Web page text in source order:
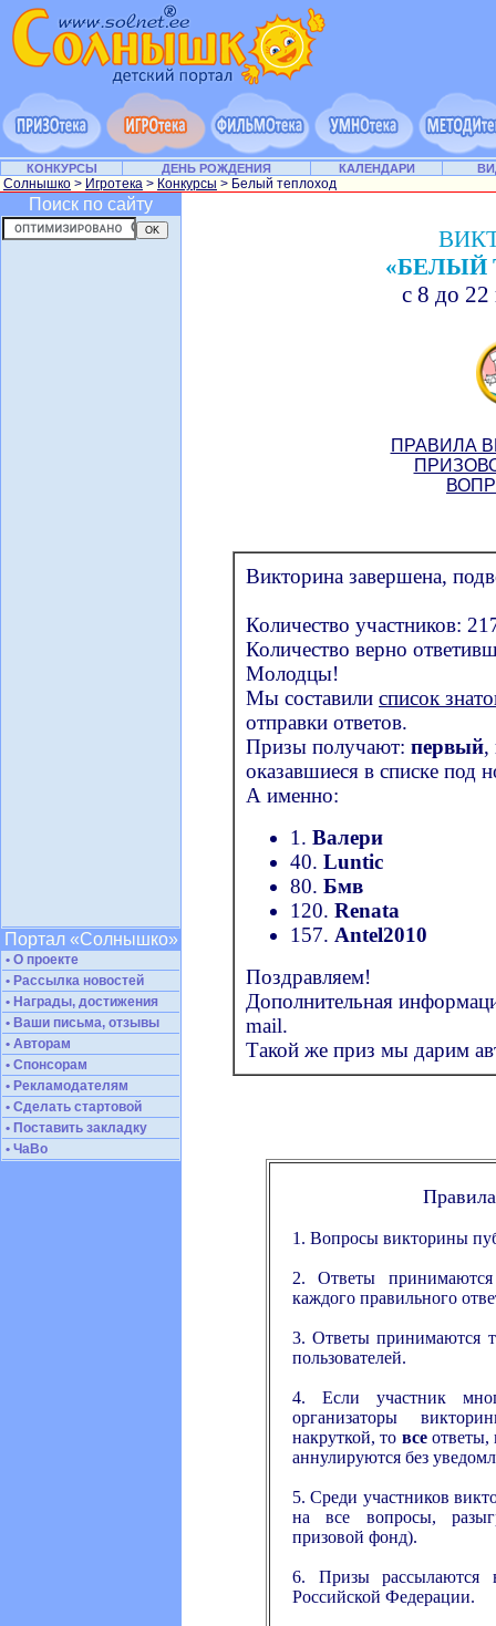
КОНКУРСЫ ДЕНЬ РОЖДЕНИЯ КАЛЕНДАРИ
Солнышко > Игротека > Конкурсы > Белый теплоход
Поиск по сайту
Портал «Солнышко»
• О проекте
• Рассылка новостей
• Награды, достижения
• Ваши письма, отзывы
• Авторам
• Спонсорам
• Рекламодателям
• Сделать стартовой
• Поставить закладку
• ЧаВо
«БЕЛЫЙ
с 8 до 22
ПРАВИЛА
Викторина завершена,
Количество участников:
Количество верно
Молодцы!
Мы составили список
отправки ответов.
Призы получают: первый,
оказавшиеся в списке под
А именно:
1. Валери
40. Luntic
80. Бмв
120. Renata
157. Antel2010
Поздравляем!
Дополнительная
mail.
Такой же приз мы дарим
1. Вопросы викторины
2. Ответы
каждого правильного
3. Ответы принимаются
пользователей.
4. Если участник
организаторы
накруткой, то всеответы,
аннулируются без
5. Среди участников
на все вопросы,
призовой фонд).
6. Призы рассылаются
Российской Федерации.